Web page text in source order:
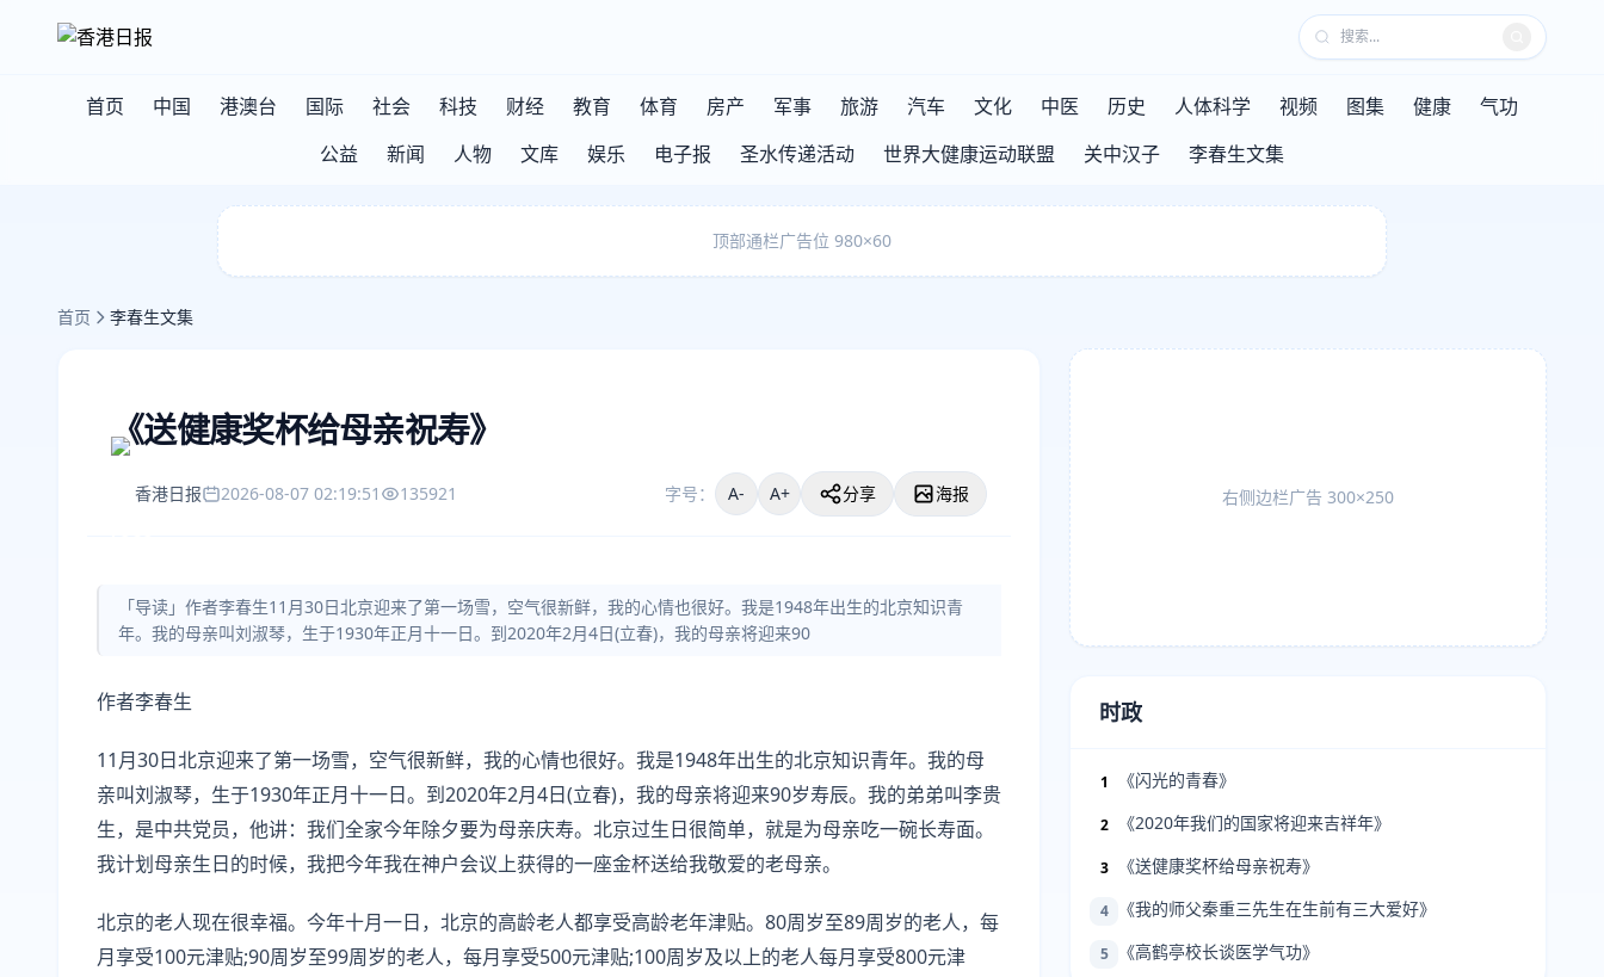
首页 中国 港澳台 国际 社会 科技 财经 教育 体育 房产 军事 旅游 汽车 文化 中医 历史 人体科学 视频 图集 健康
气功
公益
新闻 人物 文库 娱乐 电子报 圣水传递活动 世界大健康运动联盟 关中汉子 李春生文集
顶部通栏广告位 980×60
首页 李春生文集
《送健康奖杯给母亲祝寿》
香港日报 2026-08-07 02:19:51 135921 字号： A- A+ 分享 海报
「导读」作者李春生11月30日北京迎来了第一场雪，空气很新鲜，我的心情也很好。我是1948年出生的北京知识青
年。我的母亲叫刘淑琴，生于1930年正月十一日。到2020年2月4日(立春)，我的母亲将迎来90
作者李春生
11月30日北京迎来了第一场雪，空气很新鲜，我的心情也很好。我是1948年出生的北京知识青年。我的母
亲叫刘淑琴，生于1930年正月十一日。到2020年2月4日(立春)，我的母亲将迎来90岁寿辰。我的弟弟叫李贵
生，是中共党员，他讲：我们全家今年除夕要为母亲庆寿。北京过生日很简单，就是为母亲吃一碗长寿面。
我计划母亲生日的时候，我把今年我在神户会议上获得的一座金杯送给我敬爱的老母亲。
北京的老人现在很幸福。今年十月一日，北京的高龄老人都享受高龄老年津贴。80周岁至89周岁的老人，每
月享受100元津贴;90周岁至99周岁的老人，每月享受500元津贴;100周岁及以上的老人每月享受800元津
右侧边栏广告 300×250
时政
1 《闪光的青春》
2 《2020年我们的国家将迎来吉祥年》
3 《送健康奖杯给母亲祝寿》
4 《我的师父秦重三先生在生前有三大爱好》
5 《高鹤亭校长谈医学气功》